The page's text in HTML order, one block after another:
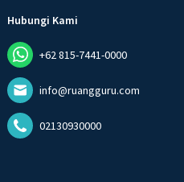
Hubungi Kami
+62 815-7441-0000
info@ruangguru.com
02130930000